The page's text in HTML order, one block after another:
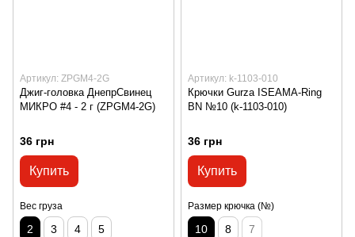
Артикул: ZPGM4-2G
Джиг-головка ДнепрСвинец
МИКРО #4 - 2 г (ZPGM4-2G)
36 грн
Купить
Вес груза
2 3 4 5
Артикул: k-1103-010
Крючки Gurza ISEAMA-Ring
BN №10 (k-1103-010)
36 грн
Купить
Размер крючка (№)
10 8 7